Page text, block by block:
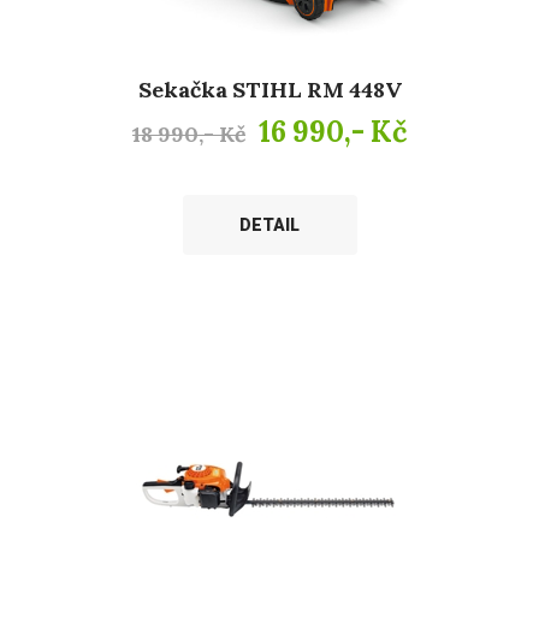
Sekačka STIHL RM 448V
18 990,- Kč 16 990,- Kč
DETAIL